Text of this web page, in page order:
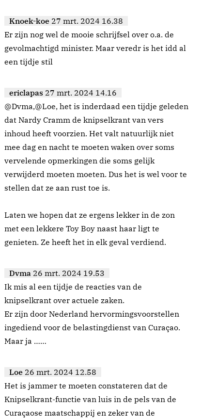
Knoek-koe 27 mrt. 2024 16.38
Er zijn nog wel de mooie schrijfsel over o.a. de
gevolmachtigd minister. Maar veredr is het idd al
een tijdje stil
ericlapas 27 mrt. 2024 14.16
@Dvma,@Loe, het is inderdaad een tijdje geleden
dat Nardy Cramm de knipselkrant van vers
inhoud heeft voorzien. Het valt natuurlijk niet
mee dag en nacht te moeten waken over soms
vervelende opmerkingen die soms gelijk
verwijderd moeten moeten. Dus het is wel voor te
stellen dat ze aan rust toe is.
Laten we hopen dat ze ergens lekker in de zon
met een lekkere Toy Boy naast haar ligt te
genieten. Ze heeft het in elk geval verdiend.
Dvma 26 mrt. 2024 19.53
Ik mis al een tijdje de reacties van de
knipselkrant over actuele zaken.
Er zijn door Nederland hervormingsvoorstellen
ingediend voor de belastingdienst van Curaçao.
Maar ja ……
Loe 26 mrt. 2024 12.58
Het is jammer te moeten constateren dat de
Knipselkrant-functie van luis in de pels van de
Curaçaose maatschappij en zeker van de